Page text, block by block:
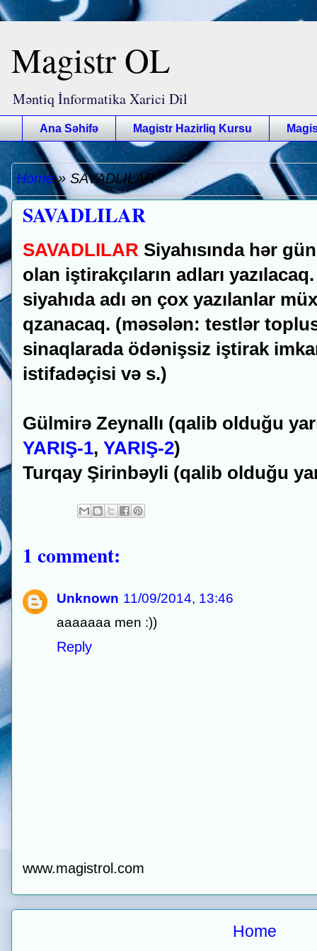
Magistr OL
Məntiq İnformatika Xarici Dil
Ana Səhifə Magistr Hazirliq Kursu
Home» SAVADLILAR
SAVADLILAR
SAVADLILAR Siyahısında hər
olan iştirakçıların adları
siyahıda adı ən çox yazılanlar
qzanacaq. (məsələn: testlər
sinaqlarada ödənişsiz iştirak
istifadəçisi və s.)
Gülmirə Zeynallı (qalib olduğu
YARIŞ-1, YARIŞ-2)
Turqay Şirinbəyli (qalib olduğu
1 comment:
Unknown 11/09/2014, 13:46
aaaaaaa men :))
Reply
www.magistrol.com
Home